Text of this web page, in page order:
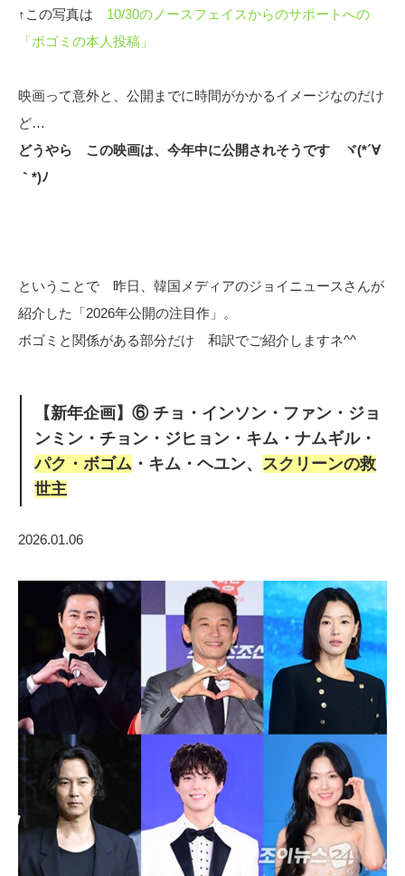
↑この写真は 10/30のノースフェイスからのサポートへの
「ボゴミの本人投稿」
映画って意外と、公開までに時間がかかるイメージなのだけ
ど…
どうやら この映画は、今年中に公開されそうです ヾ(*´∀
｀*)ﾉ
ということで 昨日、韓国メディアのジョイニュースさんが
紹介した「2026年公開の注目作」。
ボゴミと関係がある部分だけ 和訳でご紹介しますネ^^
【新年企画】⑥ チョ・インソン・ファン・ジョ
ンミン・チョン・ジヒョン・キム・ナムギル・
パク・ボゴム ・キム・ヘユン、 スクリーンの救
世主
2026.01.06